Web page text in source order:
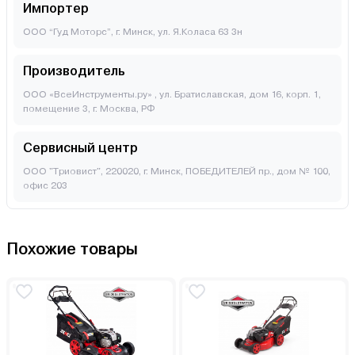
Импортер
ООО “Гуд Моторс”, г. Минск, ул. Я.Коласа 63 3н
Производитель
ООО «ВсеИнструменты.ру» , ул. Братиславская, дом 16, корп. 1,
помещение 3, г. Москва, РФ
Сервисный центр
ООО "Триовист", 220020, г. Минск, ПОБЕДИТЕЛЕЙ пр., дом № 100,
офис 203
Похожие товары